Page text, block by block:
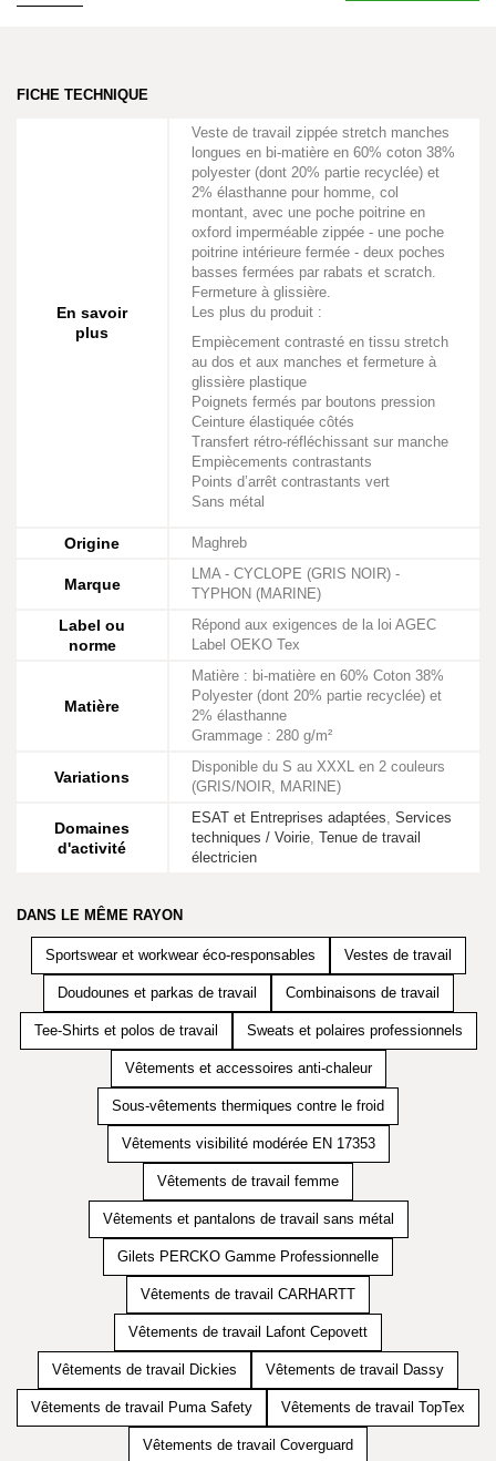
FICHE TECHNIQUE
En savoir
plus
Veste de travail zippée stretch manches
longues en bi-matière en 60% coton 38%
polyester (dont 20% partie recyclée) et
2% élasthanne pour homme, col
montant, avec une poche poitrine en
oxford imperméable zippée - une poche
poitrine intérieure fermée - deux poches
basses fermées par rabats et scratch.
Fermeture à glissière.
Les plus du produit :
Empiècement contrasté en tissu stretch
au dos et aux manches et fermeture à
glissière plastique
Poignets fermés par boutons pression
Ceinture élastiquée côtés
Transfert rétro-réfléchissant sur manche
Empiècements contrastants
Points d’arrêt contrastants vert
Sans métal
Origine Maghreb
Marque
LMA - CYCLOPE (GRIS NOIR) -
TYPHON (MARINE)
Label ou
norme
Répond aux exigences de la loi AGEC
Label OEKO Tex
Matière
Matière : bi-matière en 60% Coton 38%
Polyester (dont 20% partie recyclée) et
2% élasthanne
Grammage : 280 g/m²
Variations
Disponible du S au XXXL en 2 couleurs
(GRIS/NOIR, MARINE)
Domaines
d'activité
ESAT et Entreprises adaptées, Services
techniques / Voirie, Tenue de travail
électricien
DANS LE MÊME RAYON
Sportswear et workwear éco-responsables Vestes de travail
Doudounes et parkas de travail Combinaisons de travail
Tee-Shirts et polos de travail Sweats et polaires professionnels
Vêtements et accessoires anti-chaleur
Sous-vêtements thermiques contre le froid
Vêtements visibilité modérée EN 17353
Vêtements de travail femme
Vêtements et pantalons de travail sans métal
Gilets PERCKO Gamme Professionnelle
Vêtements de travail CARHARTT
Vêtements de travail Lafont Cepovett
Vêtements de travail Dickies Vêtements de travail Dassy
Vêtements de travail Puma Safety Vêtements de travail TopTex
Vêtements de travail Coverguard